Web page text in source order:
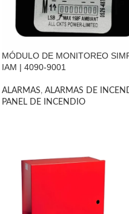
MÓDULO DE MONITOREO
IAM | 4090-9001
ALARMAS, ALARMAS DE
PANEL DE INCENDIO